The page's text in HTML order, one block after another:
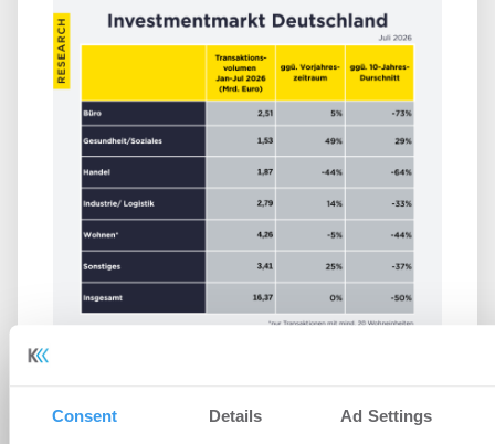
Consent Details Ad Settings
Deutschland – August 2026